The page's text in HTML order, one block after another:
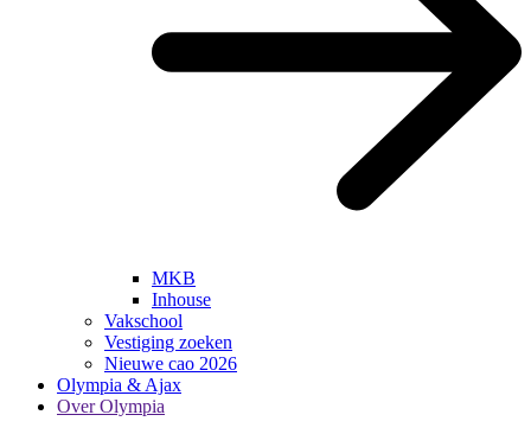
MKB
Inhouse
Vakschool
Vestiging zoeken
Nieuwe cao 2026
Olympia & Ajax
Over Olympia